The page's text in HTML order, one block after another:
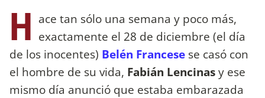
H ace tan sólo una semana y poco más,
exactamente el 28 de diciembre (el día
de los inocentes) Belén Francese se casó con
el hombre de su vida, Fabián Lencinasy ese
mismo día anunció que estaba embarazada